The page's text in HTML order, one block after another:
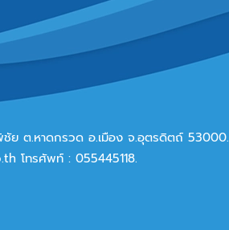
ย ต.หาดกรวด อ.เมือง จ.อุตรดิตถ์ 53000.
โทรศัพท์ : 055445118.